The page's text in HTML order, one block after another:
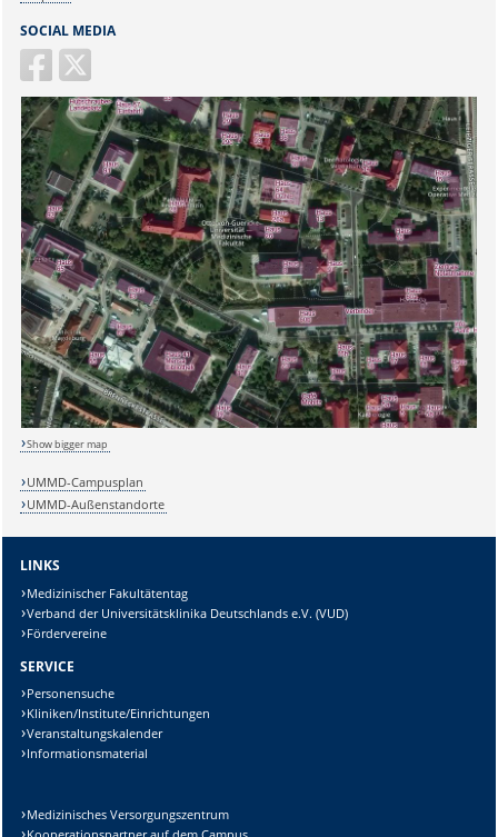
Sicherheitsabfrage:
SOCIAL MEDIA
Show bigger map
UMMD-Campusplan
UMMD-Außenstandorte
LINKS
Medizinischer Fakultätentag
Verband der Universitätsklinika Deutschlands e.V. (VUD)
Fördervereine
SERVICE
Personensuche
Kliniken/Institute/Einrichtungen
Veranstaltungskalender
Informationsmaterial
Medizinisches Versorgungszentrum